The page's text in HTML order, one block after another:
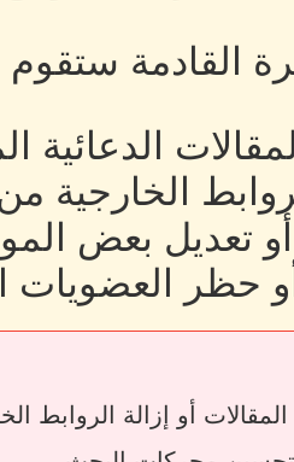
القادمة
الدعائية
تعديل بعض
حظر العضويات